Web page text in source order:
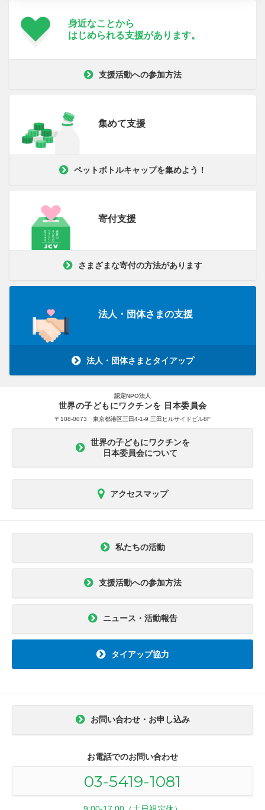
身近なことから
はじめられる支援があります。
支援活動への参加方法
集めて支援
ペットボトルキャップを集めよう！
寄付支援
さまざまな寄付の方法があります
法人・団体さまの支援
法人・団体さまとタイアップ
認定NPO法人
世界の子どもにワクチンを 日本委員会
〒108-0073 東京都港区三田4-1-9 三田ヒルサイドビル8F
世界の子どもにワクチンを
日本委員会について
アクセスマップ
私たちの活動
支援活動への参加方法
ニュース・活動報告
タイアップ協力
お問い合わせ・お申し込み
お電話でのお問い合わせ
03-5419-1081